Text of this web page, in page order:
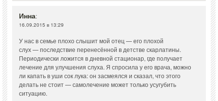
Инна:
16.09.2015 в 13:29
У нас в семье плохо слышит мой отец — его плохой
слух — последствие перенесённой в детстве скарлатины.
Периодически ложится в дневной стационар, где получает
лечение для улучшения слуха. Я спросила у его врача, можно
ли капать в уши сок лука: он засмеялся и сказал, что этого
делать не стоит — самолечение может только усугубить
ситуацию.